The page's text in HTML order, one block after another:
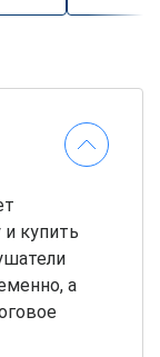
купить
а